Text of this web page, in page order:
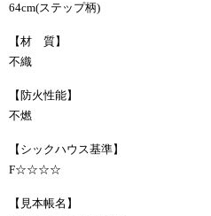
64cm(ステップ柄)
【材 質】
不織
【防火性能】
不燃
【シックハウス基準】
F☆☆☆☆
【見本帳名】